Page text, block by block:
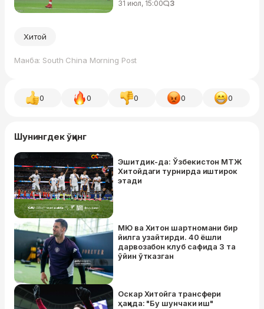
31 июл, 15:00 3
Хитой
Манба: South China Morning Post
0 0 0 0 0
Шунингдек ўқинг
Эшитдик-да: Ўзбекистон МТЖ
Хитойдаги турнирда иштирок
этади
МЮ ва Хитон шартномани бир
йилга узайтирди. 40 ёшли
дарвозабон клуб сафида 3 та
ўйин ўтказган
Оскар Хитойга трансфери
ҳақида: "Бу шунчаки иш"